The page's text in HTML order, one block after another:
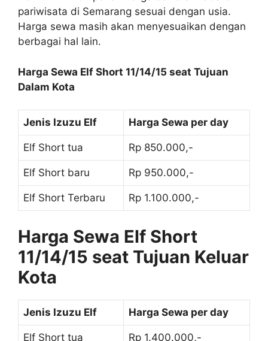
pariwisata di Semarang sesuai dengan usia.
Harga sewa masih akan menyesuaikan dengan
berbagai hal lain.
Harga Sewa Elf Short 11/14/15 seat Tujuan
Dalam Kota
Jenis Izuzu Elf Harga Sewa per day
Elf Short tua Rp 850.000,-
Elf Short baru Rp 950.000,-
Elf Short Terbaru Rp 1.100.000,-
Harga Sewa Elf Short
11/14/15 seat Tujuan Keluar
Kota
Jenis Izuzu Elf Harga Sewa per day
Elf Short tua Rp 1.400.000,-